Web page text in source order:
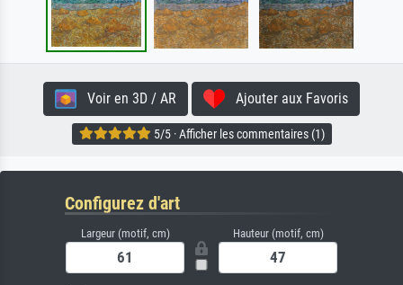
Voir en 3D / AR Ajouter aux Favoris
5/5 · Afficher les commentaires (1)
Configurez d'art
Largeur (motif, cm) Hauteur (motif, cm)